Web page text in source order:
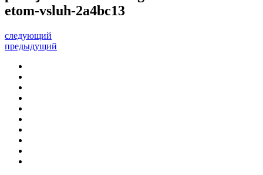
etom-vsluh-2a4bc13
следующий
предыдущий